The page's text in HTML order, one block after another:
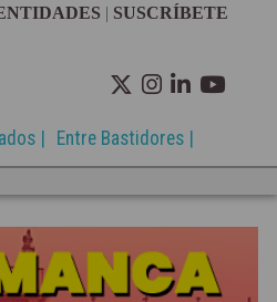
| SUSCRÍBETE
| Entre Bastidores |